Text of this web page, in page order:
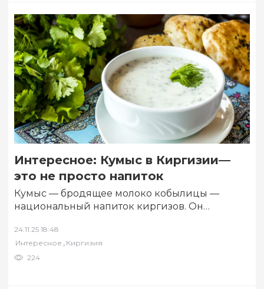
Интересное: Кумыс в Киргизии—
это не просто напиток
Кумыс — бродящее молоко кобылицы —
национальный напиток киргизов. Он
лёгким содержанием алкоголя (1–2%). Об…
24.11.25 18:48
Интересное , Киргизия
224